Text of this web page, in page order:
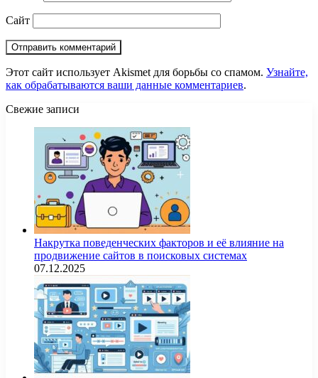
Сайт
Этот сайт использует Akismet для борьбы со спамом. Узнайте,
как обрабатываются ваши данные комментариев.
Свежие записи
Накрутка поведенческих факторов и её влияние на
продвижение сайтов в поисковых системах
07.12.2025